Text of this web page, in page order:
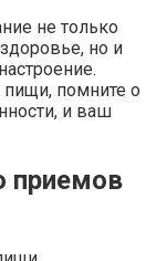
не только
но и
пищи, помните о
и ваш
приемов